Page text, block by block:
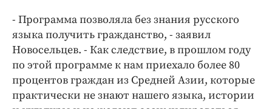
- Программа позволяла без знания русского
языка получить гражданство, - заявил
Новосельцев. - Как следствие, в прошлом году
по этой программе к нам приехало более 80
процентов граждан из Средней Азии, которые
практически не знают нашего языка, истории